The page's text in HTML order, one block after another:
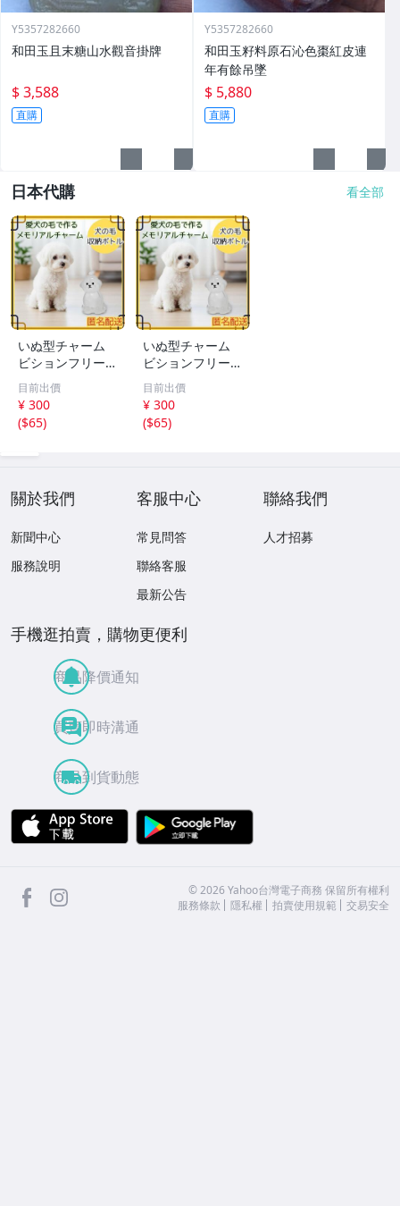
Y5357282660
和田玉且末糖山水觀音掛牌
$ 3,588
直購
Y5357282660
和田玉籽料原石沁色棗紅皮連
年有餘吊墜
$ 5,880
直購
日本代購 看全部
いぬ型チャーム
ビションフリーゼ
アクセサリー キ
ーホルダー ペア
思い出
目前出價
¥ 300
($65)
いぬ型チャーム
ビションフリーゼ
アクセサリー キ
ーホルダー ペア
思い出
目前出價
¥ 300
($65)
關於我們
新聞中心
服務說明
客服中心
常見問答
聯絡客服
最新公告
聯絡我們
人才招募
手機逛拍賣，購物更便利
商品降價通知
買賣即時溝通
商品到貨動態
APP Store
facebook ©2026 Yahoo台灣電子商務 保留所有權利
服務條款
隱私權 拍賣使用規範 交易安全